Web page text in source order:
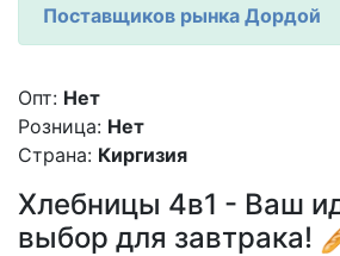
Поставщиков рынка Дордой
Опт: Нет
Розница: Нет
Страна: Киргизия
Хлебницы 4в1 - Ваш
выбор для завтрака!